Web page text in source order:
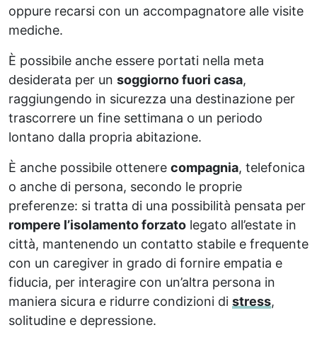
oppure recarsi con un accompagnatore alle visite
mediche.
È possibile anche essere portati nella meta
desiderata per un soggiorno fuori casa,
raggiungendo in sicurezza una destinazione per
trascorrere un fine settimana o un periodo
lontano dalla propria abitazione.
È anche possibile ottenere compagnia, telefonica
o anche di persona, secondo le proprie
preferenze: si tratta di una possibilità pensata per
rompere l’isolamento forzato legato all’estate in
città, mantenendo un contatto stabile e frequente
con un caregiver in grado di fornire empatia e
fiducia, per interagire con un’altra persona in
maniera sicura e ridurre condizioni di stress,
solitudine e depressione.